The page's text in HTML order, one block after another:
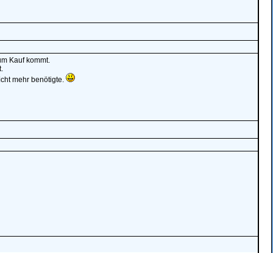
Kauf kommt.
mehr benötigte.